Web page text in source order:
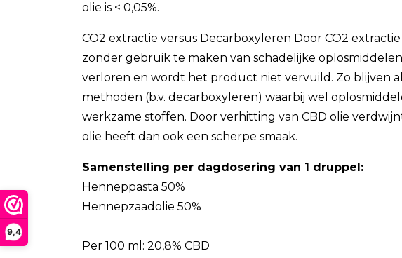
9,4
olie is < 0,05%.
CO2 extractie versus Decarboxyleren Door CO2
zonder gebruik te maken van schadelijke
verloren en wordt het product niet vervuild. Zo blijven
methoden (b.v. decarboxyleren) waarbij wel
werkzame stoffen. Door verhitting van CBD olie
olie heeft dan ook een scherpe smaak.
Samenstelling per dagdosering van 1 druppel:
Henneppasta 50%
Hennepzaadolie 50%
Per 100 ml: 20,8% CBD